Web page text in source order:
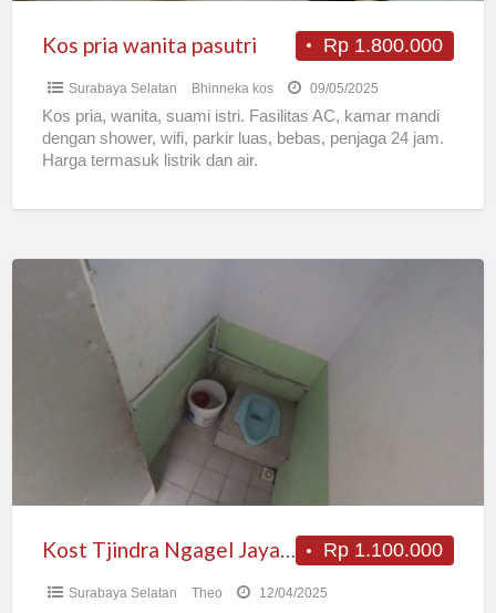
Rp 1.800.000
Kos pria wanita pasutri
Surabaya Selatan Bhinneka kos 09/05/2025
Kos pria, wanita, suami istri. Fasilitas AC, kamar mandi
dengan shower, wifi, parkir luas, bebas, penjaga 24 jam.
Harga termasuk listrik dan air.
Surabaya
Rp 1.100.000
Kost Tjindra Ngagel Jaya Tengah Tipe B Gubeng Surabaya
Surabaya Selatan Theo 12/04/2025